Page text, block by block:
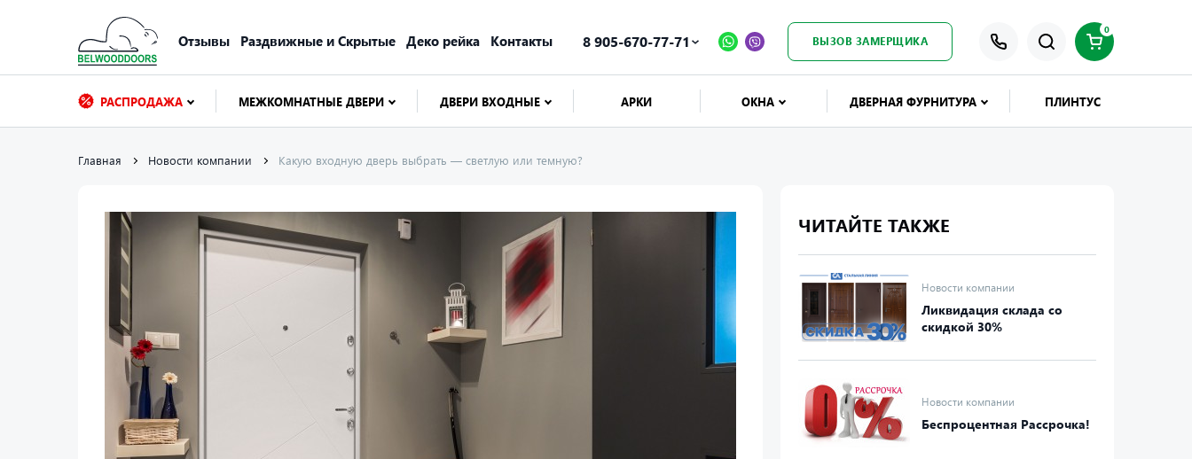
Отзывы Раздвижные и Скрытые Деко рейка Контакты 8 905-670-77-71 ВЫЗОВ ЗАМЕРЩИКА
0
РАСПРОДАЖА МЕЖКОМНАТНЫЕ ДВЕРИ ДВЕРИ ВХОДНЫЕ АРКИ ОКНА ДВЕРНАЯ ФУРНИТУРА ПЛИНТУС
Главная Новости компании Какую входную дверь выбрать — светлую или темную?
ЧИТАЙТЕ ТАКЖЕ
Новости компании
Ликвидация склада со
скидкой 30%
Новости компании
Беспроцентная Рассрочка!